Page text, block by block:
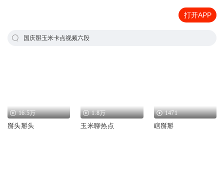
打开APP
国庆掰玉米卡点视频六段
16.5万
掰头掰头
1.8万
玉米聊热点
1471
瞎掰掰